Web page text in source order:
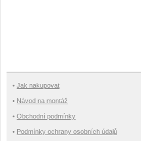
• Jak nakupovat
• Návod na montáž
• Obchodní podmínky
• Podmínky ochrany osobních údajů